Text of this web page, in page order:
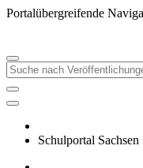
Portalübergreifende
Schulportal Sachsen